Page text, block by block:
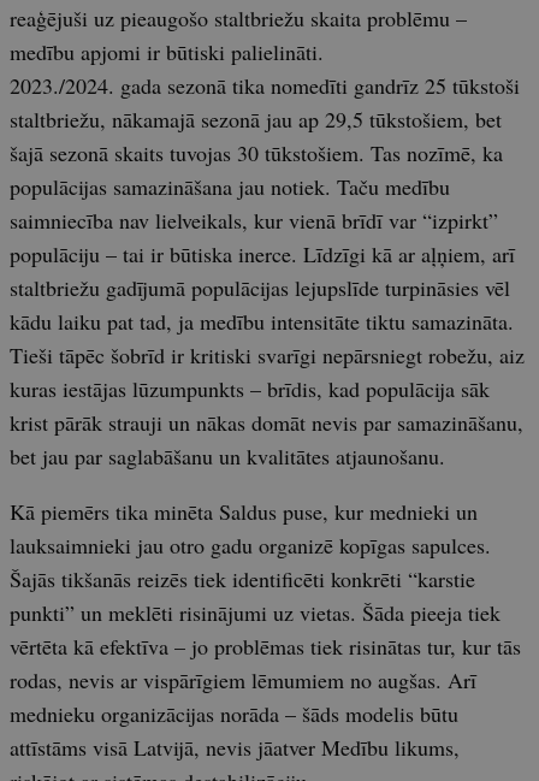
reaģējuši uz pieaugošo staltbriežu skaita problēmu –
medību apjomi ir būtiski palielināti.
2023./2024. gada sezonā tika nomedīti gandrīz 25 tūkstoši
staltbriežu, nākamajā sezonā jau ap 29,5 tūkstošiem, bet
šajā sezonā skaits tuvojas 30 tūkstošiem. Tas nozīmē, ka
populācijas samazināšana jau notiek. Taču medību
saimniecība nav lielveikals, kur vienā brīdī var “izpirkt”
populāciju – tai ir būtiska inerce. Līdzīgi kā ar aļņiem, arī
staltbriežu gadījumā populācijas lejupslīde turpināsies vēl
kādu laiku pat tad, ja medību intensitāte tiktu samazināta.
Tieši tāpēc šobrīd ir kritiski svarīgi nepārsniegt robežu, aiz
kuras iestājas lūzumpunkts – brīdis, kad populācija sāk
krist pārāk strauji un nākas domāt nevis par samazināšanu,
bet jau par saglabāšanu un kvalitātes atjaunošanu.
Kā piemērs tika minēta Saldus puse, kur mednieki un
lauksaimnieki jau otro gadu organizē kopīgas sapulces.
Šajās tikšanās reizēs tiek identificēti konkrēti “karstie
punkti” un meklēti risinājumi uz vietas. Šāda pieeja tiek
vērtēta kā efektīva – jo problēmas tiek risinātas tur, kur tās
rodas, nevis ar vispārīgiem lēmumiem no augšas. Arī
mednieku organizācijas norāda – šāds modelis būtu
attīstāms visā Latvijā, nevis jāatver Medību likums,